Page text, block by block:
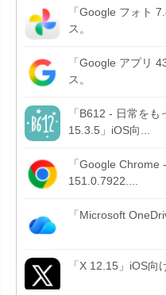
「Google フォト
ス。
「Google アプリ
ス。
「B612 - 日常を
15.3.5」iOS向...
「Google
151.0.7922....
「Microsoft
「X 12.15」iOS向